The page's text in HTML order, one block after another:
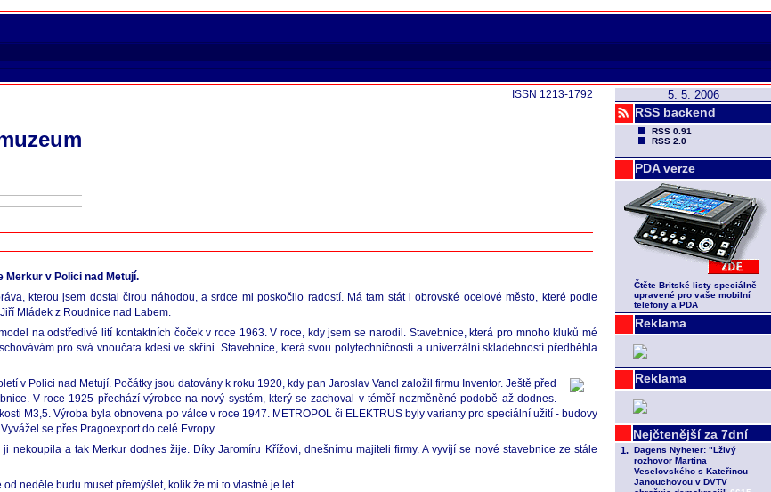
5. 5. 2006
RSS backend
RSS 0.91
RSS 2.0
PDA verze
Čtěte Britské listy speciálně
upravené pro vaše mobilní
telefony a PDA
Reklama
Reklama
ISSN 1213-1792
Merkur v Polici nad Metují.
kterou jsem dostal čirou náhodou, a srdce mi poskočilo radostí. Má tam stát i obrovské ocelové město, které podle
Mládek z Roudnice nad Labem.
na odstředivé lití kontaktních čoček v roce 1963. V roce, kdy jsem se narodil. Stavebnice, která pro mnoho kluků mé
pro svá vnoučata kdesi ve skříni. Stavebnice, která svou polytechničností a univerzální skladebností předběhla
v Polici nad Metují. Počátky jsou datovány k roku 1920, kdy pan Jaroslav Vancl založil firmu Inventor. Ještě před
V roce 1925 přechází výrobce na nový systém, který se zachoval v téměř nezměněné podobě až dodnes.
M3,5. Výroba byla obnovena po válce v roce 1947. METROPOL či ELEKTRUS byly varianty pro speciální užití - budovy
se přes Pragoexport do celé Evropy.
nekoupila a tak Merkur dodnes žije. Díky Jaromíru Křížovi, dnešnímu majiteli firmy. A vyvíjí se nové stavebnice ze stále
neděle budu muset přemýšlet, kolik že mi to vlastně je let...